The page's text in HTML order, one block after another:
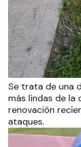
Se trata de una
más lindas de la
renovación
ataques.